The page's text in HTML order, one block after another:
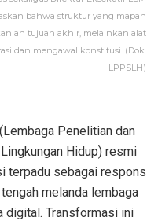
bahwa struktur yang mapan
tujuan akhir, melainkan alat
dan mengawal konstitusi. (Dok.
LPPSLH)
Penelitian dan
Hidup) resmi
terpadu sebagai respons
melanda lembaga
digital. Transformasi ini